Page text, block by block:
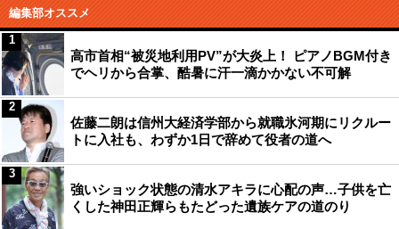
編集部オススメ
高市首相“被災地利用PV”が大炎上！ ピアノBGM付き
でヘリから合掌、酷暑に汗一滴かかない不可解
1
佐藤二朗は信州大経済学部から就職氷河期にリクルー
トに入社も、わずか1日で辞めて役者の道へ
2
強いショック状態の清水アキラに心配の声…子供を亡
くした神田正輝らもたどった遺族ケアの道のり
3